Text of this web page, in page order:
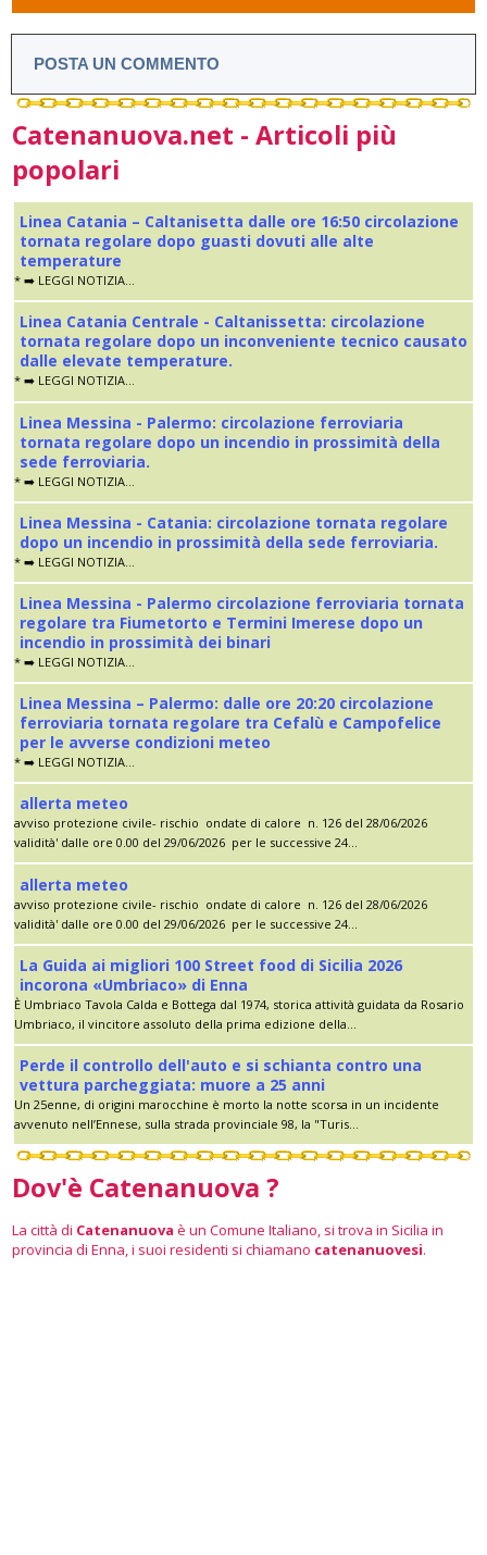
POSTA UN COMMENTO
Catenanuova.net - Articoli più
popolari
Linea Catania – Caltanisetta dalle ore 16:50 circolazione
tornata regolare dopo guasti dovuti alle alte
temperature
* ➡️ LEGGI NOTIZIA...
Linea Catania Centrale - Caltanissetta: circolazione
tornata regolare dopo un inconveniente tecnico causato
dalle elevate temperature.
* ➡️ LEGGI NOTIZIA...
Linea Messina - Palermo: circolazione ferroviaria
tornata regolare dopo un incendio in prossimità della
sede ferroviaria.
* ➡️ LEGGI NOTIZIA...
Linea Messina - Catania: circolazione tornata regolare
dopo un incendio in prossimità della sede ferroviaria.
* ➡️ LEGGI NOTIZIA...
Linea Messina - Palermo circolazione ferroviaria tornata
regolare tra Fiumetorto e Termini Imerese dopo un
incendio in prossimità dei binari
* ➡️ LEGGI NOTIZIA...
Linea Messina – Palermo: dalle ore 20:20 circolazione
ferroviaria tornata regolare tra Cefalù e Campofelice
per le avverse condizioni meteo
* ➡️ LEGGI NOTIZIA...
allerta meteo
avviso protezione civile- rischio ondate di calore n. 126 del 28/06/2026
validità' dalle ore 0.00 del 29/06/2026 per le successive 24...
allerta meteo
avviso protezione civile- rischio ondate di calore n. 126 del 28/06/2026
validità' dalle ore 0.00 del 29/06/2026 per le successive 24...
La Guida ai migliori 100 Street food di Sicilia 2026
incorona «Umbriaco» di Enna
È Umbriaco Tavola Calda e Bottega dal 1974, storica attività guidata da Rosario
Umbriaco, il vincitore assoluto della prima edizione della...
Perde il controllo dell'auto e si schianta contro una
vettura parcheggiata: muore a 25 anni
Un 25enne, di origini marocchine è morto la notte scorsa in un incidente
avvenuto nell’Ennese, sulla strada provinciale 98, la "Turis...
Dov'è Catenanuova ?
La città di Catenanuova è un Comune Italiano, si trova in Sicilia in
provincia di Enna, i suoi residenti si chiamano catenanuovesi.